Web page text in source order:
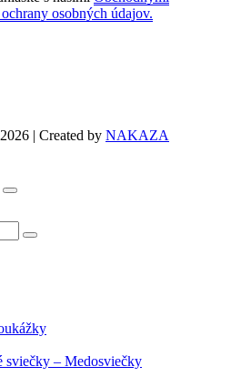
osobných údajov.
| Created by NAKAZA
sviečky – Medosviečky